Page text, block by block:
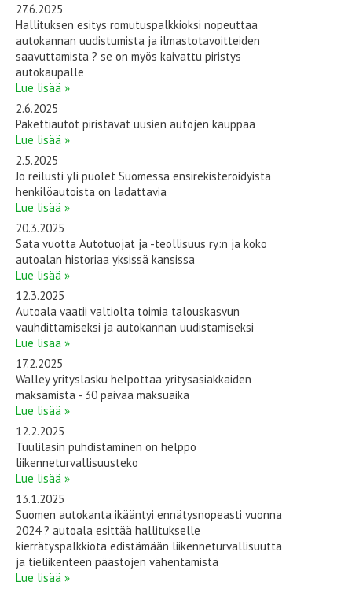
27.6.2025
Hallituksen esitys romutuspalkkioksi nopeuttaa
autokannan uudistumista ja ilmastotavoitteiden
saavuttamista ? se on myös kaivattu piristys
autokaupalle
Lue lisää »
2.6.2025
Pakettiautot piristävät uusien autojen kauppaa
Lue lisää »
2.5.2025
Jo reilusti yli puolet Suomessa ensirekisteröidyistä
henkilöautoista on ladattavia
Lue lisää »
20.3.2025
Sata vuotta Autotuojat ja -teollisuus ry:n ja koko
autoalan historiaa yksissä kansissa
Lue lisää »
12.3.2025
Autoala vaatii valtiolta toimia talouskasvun
vauhdittamiseksi ja autokannan uudistamiseksi
Lue lisää »
17.2.2025
Walley yrityslasku helpottaa yritysasiakkaiden
maksamista - 30 päivää maksuaika
Lue lisää »
12.2.2025
Tuulilasin puhdistaminen on helppo
liikenneturvallisuusteko
Lue lisää »
13.1.2025
Suomen autokanta ikääntyi ennätysnopeasti vuonna
2024 ? autoala esittää hallitukselle
kierrätyspalkkiota edistämään liikenneturvallisuutta
ja tieliikenteen päästöjen vähentämistä
Lue lisää »